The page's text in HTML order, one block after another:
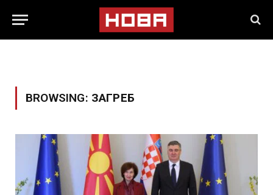
BROWSING: ЗАГРЕБ